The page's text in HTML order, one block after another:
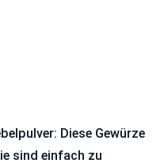
Diese Gewürze
sind einfach zu